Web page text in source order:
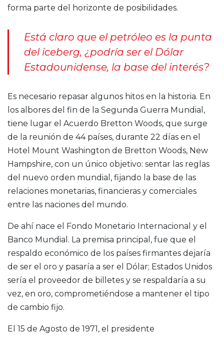
forma parte del horizonte de posibilidades.
Está claro que el petróleo es la punta
del iceberg, ¿podría ser el Dólar
Estadounidense, la base del interés?
Es necesario repasar algunos hitos en la historia. En
los albores del fin de la Segunda Guerra Mundial,
tiene lugar el Acuerdo Bretton Woods, que surge
de la reunión de 44 países, durante 22 días en el
Hotel Mount Washington de Bretton Woods, New
Hampshire, con un único objetivo: sentar las reglas
del nuevo orden mundial, fijando la base de las
relaciones monetarias, financieras y comerciales
entre las naciones del mundo.
De ahí nace el Fondo Monetario Internacional y el
Banco Mundial. La premisa principal, fue que el
respaldo económico de los países firmantes dejaría
de ser el oro y pasaría a ser el Dólar; Estados Unidos
sería el proveedor de billetes y se respaldaría a su
vez, en oro, comprometiéndose a mantener el tipo
de cambio fijo.
El 15 de Agosto de 1971, el presidente